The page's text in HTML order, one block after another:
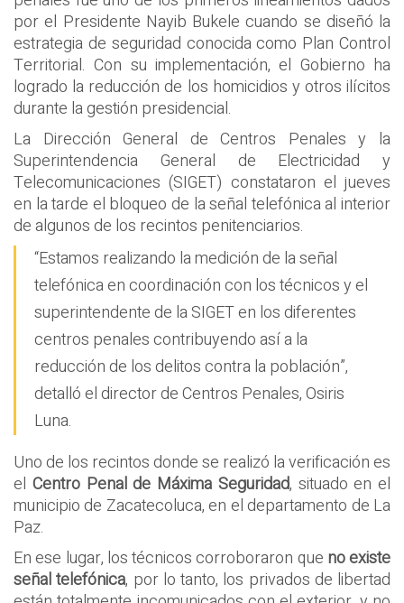
por el Presidente Nayib Bukele cuando se diseñó la
estrategia de seguridad conocida como Plan Control
Territorial. Con su implementación, el Gobierno ha
logrado la reducción de los homicidios y otros ilícitos
durante la gestión presidencial.
La Dirección General de Centros Penales y la
Superintendencia General de Electricidad y
Telecomunicaciones (SIGET) constataron el jueves
en la tarde el bloqueo de la señal telefónica al interior
de algunos de los recintos penitenciarios.
“Estamos realizando la medición de la señal
telefónica en coordinación con los técnicos y el
superintendente de la SIGET en los diferentes
centros penales contribuyendo así a la
reducción de los delitos contra la población”,
detalló el director de Centros Penales, Osiris
Luna.
Uno de los recintos donde se realizó la verificación es
el Centro Penal de Máxima Seguridad, situado en el
municipio de Zacatecoluca, en el departamento de La
Paz.
En ese lugar, los técnicos corroboraron que no existe
señal telefónica, por lo tanto, los privados de libertad